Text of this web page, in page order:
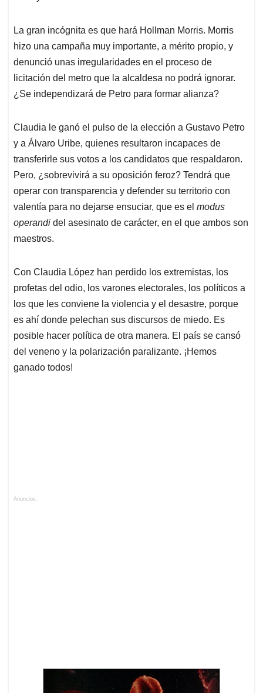
y a Álvaro Uribe, quienes resultaron incapaces de
transferirle sus votos a los candidatos que respaldaron.
Pero, ¿sobrevivirá a su oposición feroz? Tendrá que
operar con transparencia y defender su territorio con
valentía para no dejarse ensuciar, que es elmodus
maestros.
Con Claudia López han perdido los extremistas, los
profetas del odio, los varones electorales, los políticos a
los que les conviene la violencia y el desastre, porque
es ahí donde pelechan sus discursos de miedo. Es
posible hacer política de otra manera. El país se cansó
del veneno y la polarización paralizante. ¡Hemos